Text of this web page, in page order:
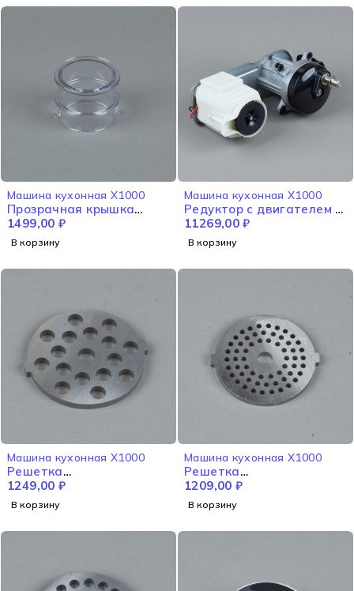
Машина кухонная X1000
Прозрачная крышка
X1000
1499,00 ₽
В корзину
Машина кухонная X1000
Редуктор с двигателем в
сборе X1000
11269,00₽
В корзину
Машина кухонная X1000
Решетка
перфорированная
крупная X1000
1249,00 ₽
В корзину
Машина кухонная X1000
Решетка
перфорированная малая
X1000
1209,00 ₽
В корзину